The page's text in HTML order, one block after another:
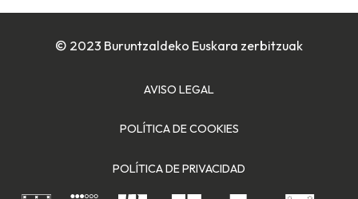
© 2023 Buruntzaldeko Euskara zerbitzuak
AVISO LEGAL
POLÍTICA DE COOKIES
POLÍTICA DE PRIVACIDAD